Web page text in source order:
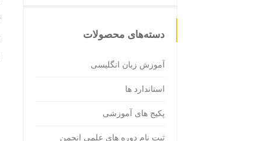
دسته‌های محصولات
آموزش زبان انگلیسی
استاندارد ها
پکیج های آموزشی
ثبت نام دوره های علمی انجمن